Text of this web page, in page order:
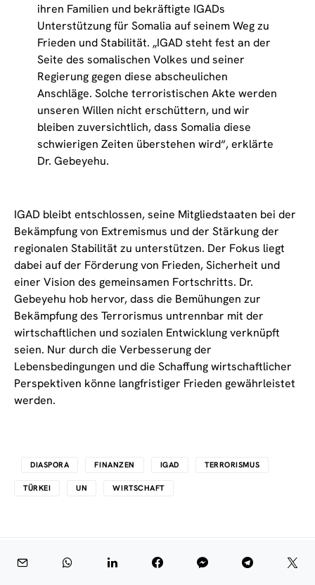
ihren Familien und bekräftigte IGADs
Unterstützung für Somalia auf seinem Weg zu
Frieden und Stabilität. „IGAD steht fest an der
Seite des somalischen Volkes und seiner
Regierung gegen diese abscheulichen
Anschläge. Solche terroristischen Akte werden
unseren Willen nicht erschüttern, und wir
bleiben zuversichtlich, dass Somalia diese
schwierigen Zeiten überstehen wird“, erklärte
Dr. Gebeyehu.
IGAD bleibt entschlossen, seine Mitgliedstaaten bei der
Bekämpfung von Extremismus und der Stärkung der
regionalen Stabilität zu unterstützen. Der Fokus liegt
dabei auf der Förderung von Frieden, Sicherheit und
einer Vision des gemeinsamen Fortschritts. Dr.
Gebeyehu hob hervor, dass die Bemühungen zur
Bekämpfung des Terrorismus untrennbar mit der
wirtschaftlichen und sozialen Entwicklung verknüpft
seien. Nur durch die Verbesserung der
Lebensbedingungen und die Schaffung wirtschaftlicher
Perspektiven könne langfristiger Frieden gewährleistet
werden.
DIASPORA FINANZEN IGAD TERRORISMUS
TÜRKEI UN WIRTSCHAFT